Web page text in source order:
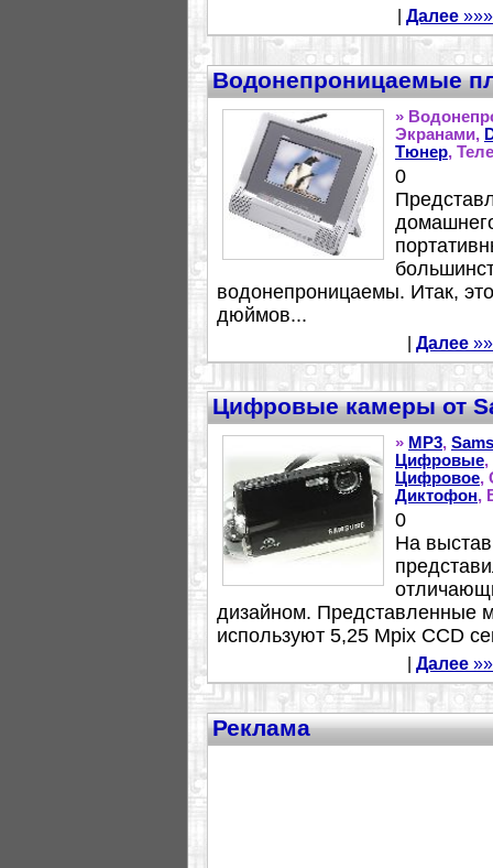
Далее »»»
Водонепроницаемые
»
Экранами,
Тюнер,
0
водонепроницаемы. Итак,
дюймов...
Далее
Цифровые камеры от
» MP3,
Цифровые,
Цифровое,
Диктофон,
0
На
дизайном. Представленные
используют 5,25 Mpix CCD
Далее
Реклама